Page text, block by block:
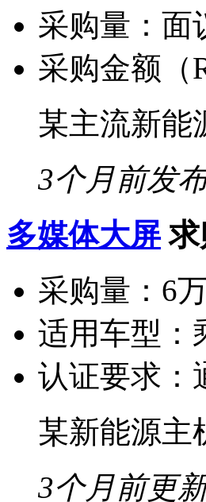
采购量： 面
采购金额（
某主流新能
3个月前发
多媒体大屏
采购量： 6
适用车型：
认证要求：
某新能源主
3个月前更